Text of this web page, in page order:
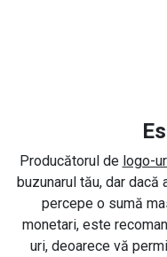
Producătorul de logo-
buzunarul tău, dar dacă
percepe o sumă
monetari, este
uri, deoarece vă